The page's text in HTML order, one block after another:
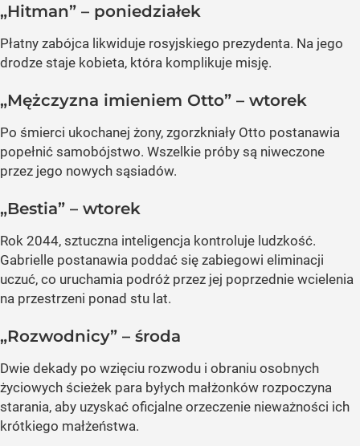
„Hitman” – poniedziałek
Płatny zabójca likwiduje rosyjskiego prezydenta. Na jego
drodze staje kobieta, która komplikuje misję.
„Mężczyzna imieniem Otto” – wtorek
Po śmierci ukochanej żony, zgorzkniały Otto postanawia
popełnić samobójstwo. Wszelkie próby są niweczone
przez jego nowych sąsiadów.
„Bestia” – wtorek
Rok 2044, sztuczna inteligencja kontroluje ludzkość.
Gabrielle postanawia poddać się zabiegowi eliminacji
uczuć, co uruchamia podróż przez jej poprzednie wcielenia
na przestrzeni ponad stu lat.
„Rozwodnicy” – środa
Dwie dekady po wzięciu rozwodu i obraniu osobnych
życiowych ścieżek para byłych małżonków rozpoczyna
starania, aby uzyskać oficjalne orzeczenie nieważności ich
krótkiego małżeństwa.